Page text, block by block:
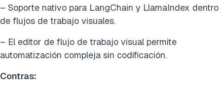
– Soporte nativo para LangChain y LlamaIndex dentro
de flujos de trabajo visuales.
– El editor de flujo de trabajo visual permite
automatización compleja sin codificación.
Contras: